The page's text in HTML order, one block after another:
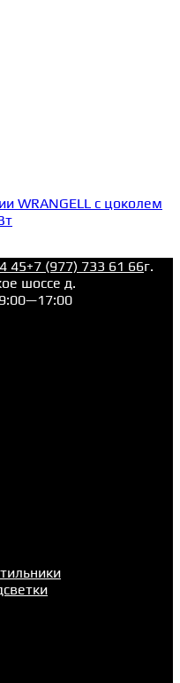
WRANGELL с цоколем
45+7 (977) 733 61 66г.
шоссе д.